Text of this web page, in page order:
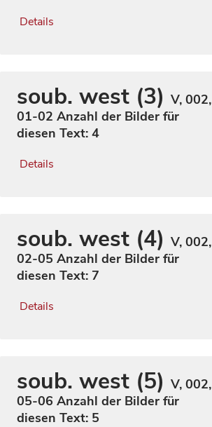
Details
soub. west (3) V, 002,
01-02 Anzahl der Bilder für
diesen Text: 4
Details
soub. west (4) V, 002,
02-05 Anzahl der Bilder für
diesen Text: 7
Details
soub. west (5) V, 002,
05-06 Anzahl der Bilder für
diesen Text: 5